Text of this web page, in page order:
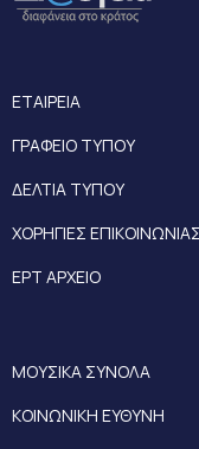
ΕΤΑΙΡΕΙΑ
ΓΡΑΦΕΙΟ ΤΥΠΟΥ
ΔΕΛΤΙΑ ΤΥΠΟΥ
ΧΟΡΗΓΙΕΣ ΕΠΙΚΟΙΝΩΝΙΑΣ
ΕΡΤ ΑΡΧΕΙΟ
ΜΟΥΣΙΚΑ ΣΥΝΟΛΑ
ΚΟΙΝΩΝΙΚΗ ΕΥΘΥΝΗ